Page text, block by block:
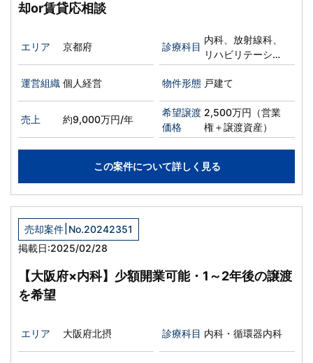
却or賃貸応相談
エリア 京都府 診療科目
内科、放射線科、
リハビリテーショ
ン科
運営組織 個人経営 物件形態 戸建て
売上 約9,000万円/年
希望譲渡
価格
2,500万円（営業
権＋譲渡資産）
この案件について詳しく見る
売却案件 No.20242351
掲載日:2025/02/28
【大阪府×内科】少額開業可能・1～2年後の譲渡
を希望
エリア 大阪府北摂 診療科目 内科・循環器内科